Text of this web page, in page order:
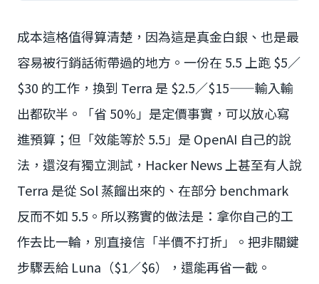
成本這格值得算清楚，因為這是真金白銀、也是最
容易被行銷話術帶過的地方。一份在 5.5 上跑 $5／
$30 的工作，換到 Terra 是 $2.5／$15——輸入輸
出都砍半。「省 50%」是定價事實，可以放心寫
進預算；但「效能等於 5.5」是 OpenAI 自己的說
法，還沒有獨立測試，Hacker News 上甚至有人說
Terra 是從 Sol 蒸餾出來的、在部分 benchmark
反而不如 5.5。所以務實的做法是：拿你自己的工
作去比一輪，別直接信「半價不打折」。把非關鍵
步驟丟給 Luna（$1／$6），還能再省一截。